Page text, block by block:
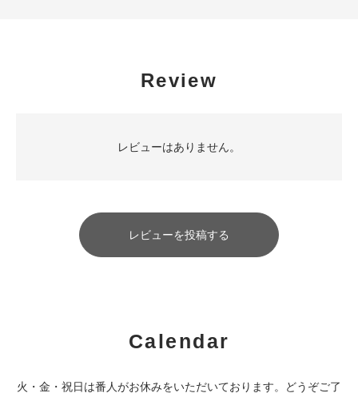
Review
レビューはありません。
レビューを投稿する
Calendar
火・金・祝日は番人がお休みをいただいております。どうぞご了